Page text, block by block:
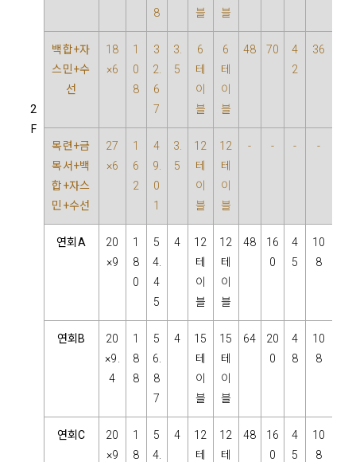
2
F
8
블
블
백합+자
스민+수
선
18
×6
1
0
8
3
2.
6
7
3.
5
6
테
이
블
6
테
이
블
48 70
4
2
36
목련+금
목서+백
합+자스
민+수선
27
×6
1
6
2
4
9.
0
1
3.
5
12
테
이
블
12
테
이
블
- - - -
연회A
20
×9
1
8
0
5
4.
4
5
4
12
테
이
블
12
테
이
블
48
16
0
4
5
10
8
연회B
20
×9.
4
1
8
8
5
6.
8
7
4
15
테
이
블
15
테
이
블
64
20
0
4
8
10
8
연회C
20
×9
1
8
5
4.
4
12
테
12
테
48
16
0
4
5
10
8